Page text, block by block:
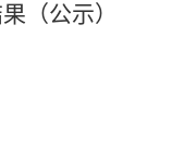
（公示）